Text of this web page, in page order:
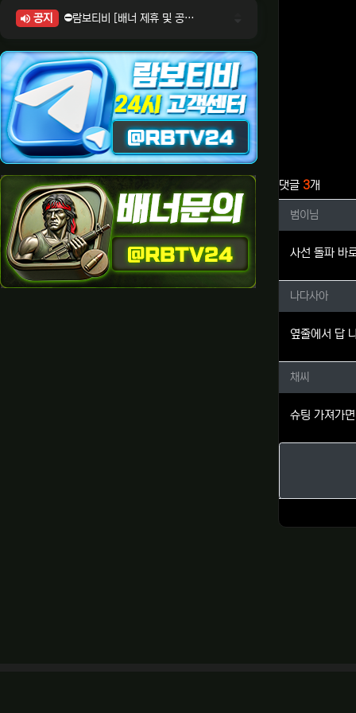
댓글 3개
범이님
범이님
사선 돌파 바
나다사
나다사아
옆줄에서 답
채씨님의
채씨
슈팅 가져가
공지
⛔람보티비 [배너 제휴 및 공식 입점 문의 안내]
⛔람보티비 [정회원 등급UP! 안내사항]
⛔람보티비 [채팅방 이용시 주의사항]
⛔람보티비 [공식보증업체 안내]